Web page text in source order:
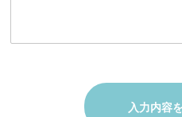
入力内容